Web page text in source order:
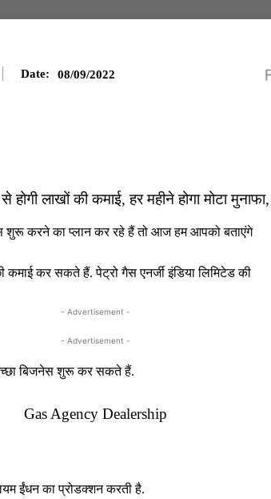
Date: 08/09/2022
लाखों की कमाई, हर महीने होगा मोटा
शुरू करने का प्लान कर रहे हैं तो आज हम आपको बताएंगे
कर सकते हैं. पेट्रो गैस एनर्जी इंडिया लिमिटेड की
- Advertisement -
- Advertisement -
बिजनेस शुरू कर सकते हैं.
Gas Agency Dealership
ईंधन का प्रोडक्शन करती है.